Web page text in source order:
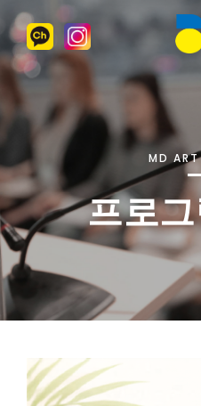
명동아트브리즈
수강신청
프로그램안내
대관안내
게시판
MD ART
프로